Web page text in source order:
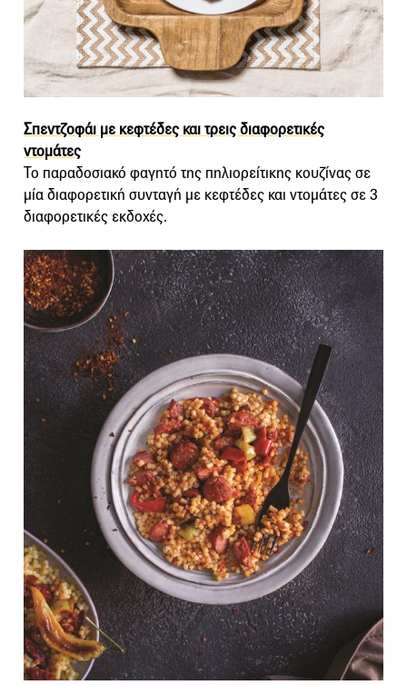
Σπεντζοφάι με κεφτέδες και τρεις διαφορετικές
ντομάτες
Το παραδοσιακό φαγητό της πηλιορείτικης κουζίνας σε
μία διαφορετική συνταγή με κεφτέδες και ντομάτες σε 3
διαφορετικές εκδοχές.